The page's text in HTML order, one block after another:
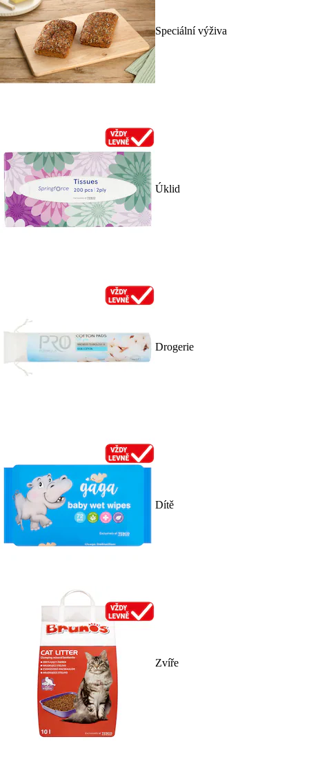
Speciální výživa
Úklid
Drogerie
Dítě
Zvíře